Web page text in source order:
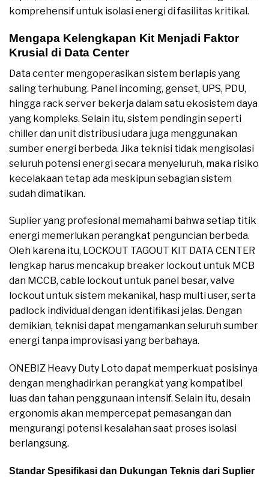
komprehensif untuk isolasi energi di fasilitas kritikal.
Mengapa Kelengkapan Kit Menjadi Faktor
Krusial di Data Center
Data center mengoperasikan sistem berlapis yang
saling terhubung. Panel incoming, genset, UPS, PDU,
hingga rack server bekerja dalam satu ekosistem daya
yang kompleks. Selain itu, sistem pendingin seperti
chiller dan unit distribusi udara juga menggunakan
sumber energi berbeda. Jika teknisi tidak mengisolasi
seluruh potensi energi secara menyeluruh, maka risiko
kecelakaan tetap ada meskipun sebagian sistem
sudah dimatikan.
Suplier yang profesional memahami bahwa setiap titik
energi memerlukan perangkat penguncian berbeda.
Oleh karena itu, LOCKOUT TAGOUT KIT DATA CENTER
lengkap harus mencakup breaker lockout untuk MCB
dan MCCB, cable lockout untuk panel besar, valve
lockout untuk sistem mekanikal, hasp multi user, serta
padlock individual dengan identifikasi jelas. Dengan
demikian, teknisi dapat mengamankan seluruh sumber
energi tanpa improvisasi yang berbahaya.
ONEBIZ Heavy Duty Loto dapat memperkuat posisinya
dengan menghadirkan perangkat yang kompatibel
luas dan tahan penggunaan intensif. Selain itu, desain
ergonomis akan mempercepat pemasangan dan
mengurangi potensi kesalahan saat proses isolasi
berlangsung.
Standar Spesifikasi dan Dukungan Teknis dari Suplier